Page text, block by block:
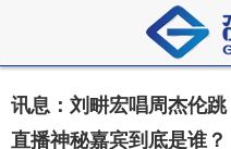
讯息：刘畊宏唱周杰伦
直播神秘嘉宾到底是谁？